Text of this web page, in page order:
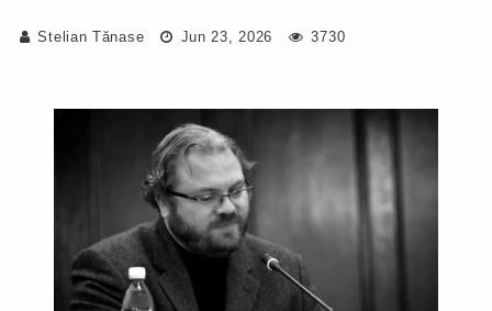
Stelian Tănase Jun 23, 2026 3730